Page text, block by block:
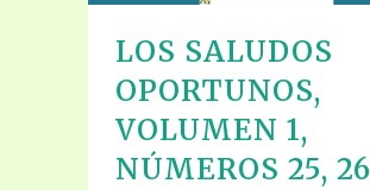
LOS SALUDOS
OPORTUNOS,
VOLUMEN 1,
NÚMEROS 25, 26